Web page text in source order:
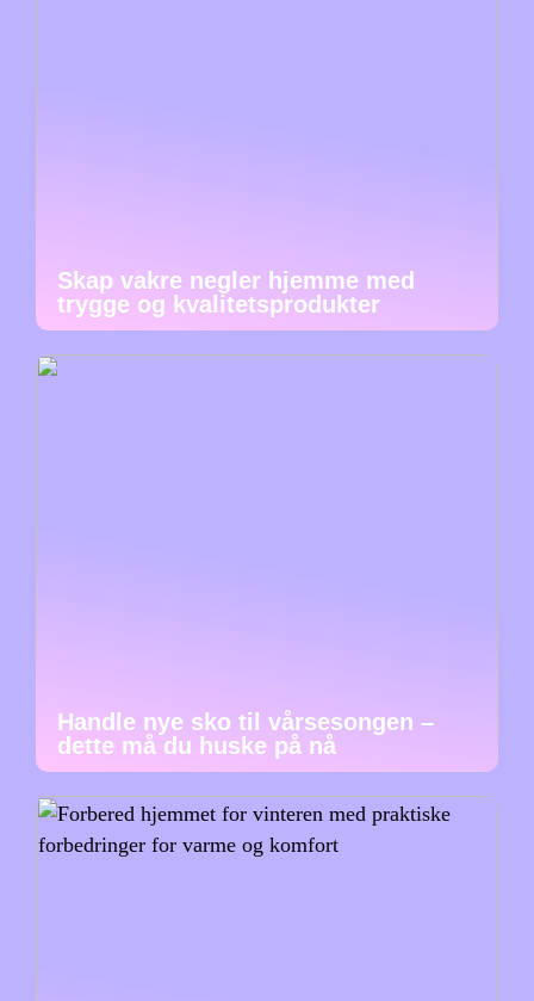
Skap vakre negler hjemme med
trygge og kvalitetsprodukter
Handle nye sko til vårsesongen –
dette må du huske på nå